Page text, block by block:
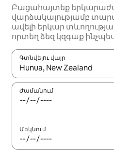
Բացահայտեք
վարձակալությամբ
ավելի երկար
որտեղ ձեզ կզգաք
Գտնվելու վայր
Երբ արդյունքները
Ժամանում
Մեկնում